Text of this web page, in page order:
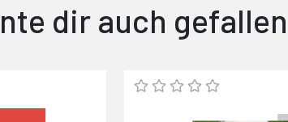
dir auch gefallen